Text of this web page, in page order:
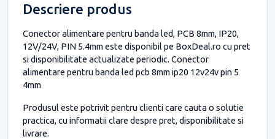
Descriere produs
Conector alimentare pentru banda led, PCB 8mm, IP20,
12V/24V, PIN 5.4mm este disponibil pe BoxDeal.ro cu pret
si disponibilitate actualizate periodic. Conector
alimentare pentru banda led pcb 8mm ip20 12v24v pin 5
4mm
Produsul este potrivit pentru clienti care cauta o solutie
practica, cu informatii clare despre pret, disponibilitate si
livrare.